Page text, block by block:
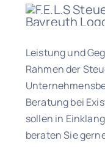
Leistung und
Rahmen der
Beratung bei
sollen in
beraten Sie